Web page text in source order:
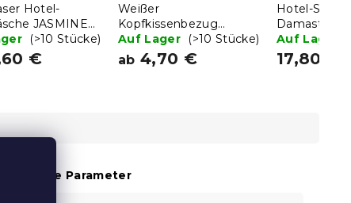
Hotel-
JASMINE
2 cm
(>10 Stücke)
€
Weißer
Kopfkissenbezug
Hoteltasche
Auf Lager (>10 Stücke)
ab 4,70 €
Hotel-
Damast
Auf Lager
17,80 €
Parameter